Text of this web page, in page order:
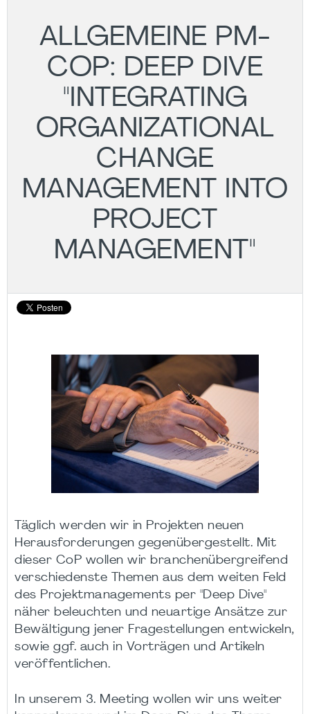
ALLGEMEINE PM-
COP: DEEP DIVE
"INTEGRATING
ORGANIZATIONAL
CHANGE
MANAGEMENT INTO
PROJECT
MANAGEMENT"
Täglich werden wir in Projekten neuen
Herausforderungen gegenübergestellt. Mit
dieser CoP wollen wir branchenübergreifend
verschiedenste Themen aus dem weiten Feld
des Projektmanagements per "Deep Dive"
näher beleuchten und neuartige Ansätze zur
Bewältigung jener Fragestellungen entwickeln,
sowie ggf. auch in Vorträgen und Artikeln
veröffentlichen.
In unserem 3. Meeting wollen wir uns weiter